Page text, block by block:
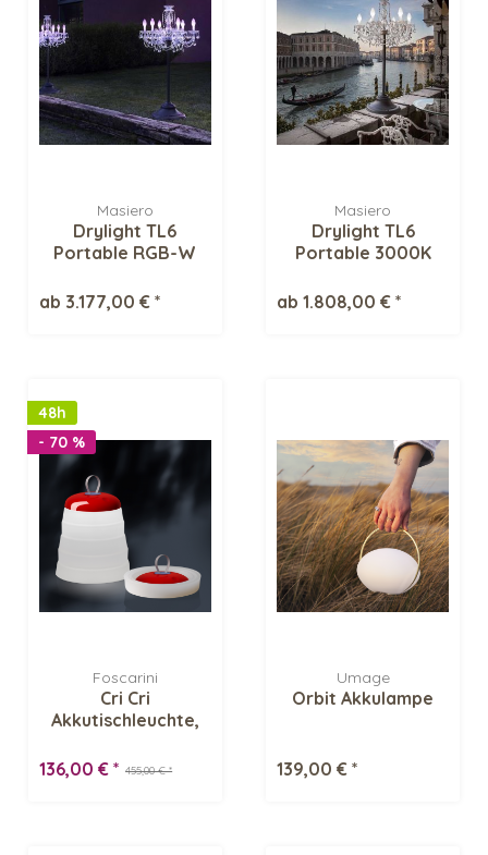
Masiero
Drylight TL6
Portable RGB-W
ab 3.177,00 € *
Masiero
Drylight TL6
Portable 3000K
ab 1.808,00 € *
48h
- 70 %
Foscarini
Cri Cri
Akkutischleuchte,
Ausstellungsstück
455,00 € *
136,00 € *
Umage
Orbit Akkulampe
139,00 € *